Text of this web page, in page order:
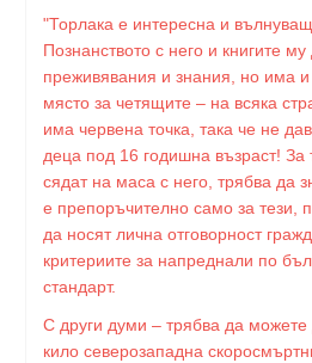
"Торлака е интересна и
Познанството с него и книгите
преживявания и знания, но има
място за четящите – на всяка
има червена точка, така че не
деца под 16 годишна възраст! За
сядат на маса с него, трябва да
е препоръчително само за тези,
да носят лична отговорност
критериите за напреднали по
стандарт.
С други думи – трябва да
кило северозападна